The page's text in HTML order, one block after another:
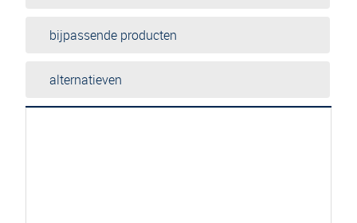
bijpassende producten
alternatieven